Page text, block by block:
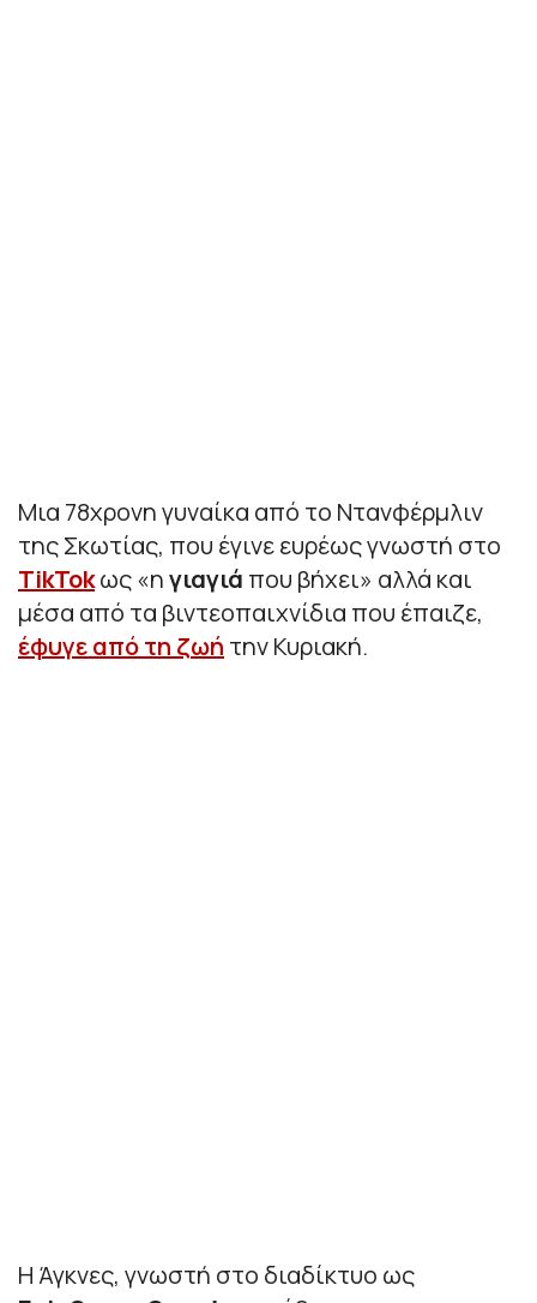
Μια 78χρονη γυναίκα από το Ντανφέρμλιν
της Σκωτίας, που έγινε ευρέως γνωστή στο
TikTokως «ηγιαγιά που βήχει» αλλά και
μέσα από τα βιντεοπαιχνίδια που έπαιζε,
έφυγε από τη ζωή την Κυριακή.
Η Άγκνες, γνωστή στο διαδίκτυο ως